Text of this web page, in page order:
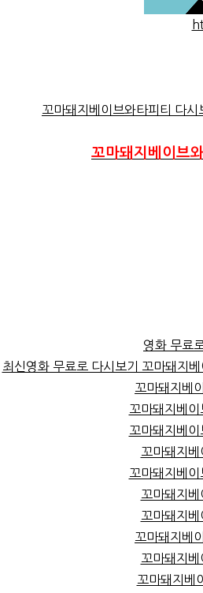
꼬마돼지베이브와타피티 다
꼬마돼지베이브
영화 무료
최신영화 무료로 다시보기 꼬마돼지
꼬마돼지베
꼬마돼지베이
꼬마돼지베
꼬마돼지
꼬마돼지베
꼬마돼지
꼬마돼지
꼬마돼지베
꼬마돼지
꼬마돼지베